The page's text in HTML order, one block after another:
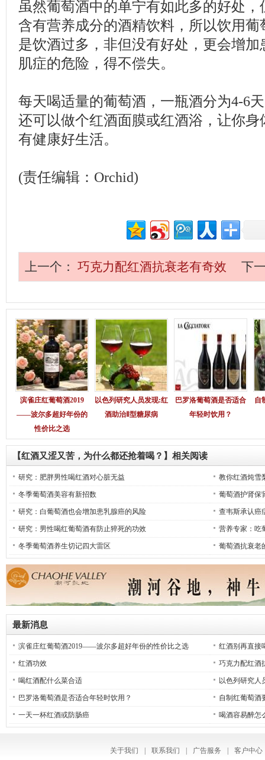
虽然葡萄酒中的单宁有如此多的好处
含有营养成分的酒精饮料，所以饮用
是饮酒过多，非但没有好处，更会增
肌症的危险，得不偿失。
每天喝适量的葡萄酒，一瓶酒分为4-6
还可以做个红酒面膜或红酒浴，让你
有健康好生活。
(责任编辑：Orchid)
上一个： 巧克力配红酒抗衰老有奇效 下
滨雀庄红葡萄酒2019
——波尔多超好年份的
性价比之选
以色列研究人员发现:红
酒助治Ⅱ型糖尿病
巴罗洛葡萄酒是否适合
年轻时饮用？
自
【红酒又涩又苦，为什么都还抢着喝？】相关阅读
研究：肥胖男性喝红酒对心脏无益 教你红酒炖雪
冬季葡萄酒美容有新招数 葡萄酒护肾保
研究：白葡萄酒也会增加患乳腺癌的风险 查韦斯承认癌
研究：男性喝红葡萄酒有防止猝死的功效 营养专家：吃
冬季葡萄酒养生切记四大雷区 葡萄酒抗衰老
最新消息
滨雀庄红葡萄酒2019——波尔多超好年份的性价比之选
红酒别再直接
爱喝！
红酒功效 巧克力配红酒
喝红酒配什么菜合适 以色列研究人
巴罗洛葡萄酒是否适合年轻时饮用？ 自制红葡萄酒
一天一杯红酒或防肠癌 喝酒容易醉怎
关于我们 联系我们 广告服务
客户中心